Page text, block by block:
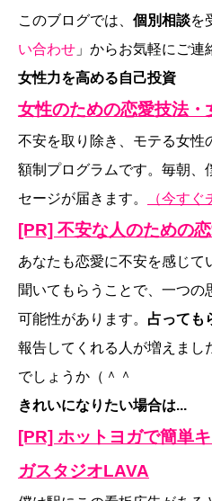
このブログでは、 個別相談を
い合わせ 」からお気軽にご連
女性力を高める自己投資
女性のための恋愛技法・
不安を取り除き、モテる女性
額制プログラムです。毎朝、
セージが届きます。
（今すぐ
[PR] 不安な人のための
あなたも恋愛に不安を感じて
聞いてもらうことで、一つの
可能性があります。 占っても
報告してくれる人が増えまし
でしょうか（＾＾
きれいになりたい場合は...
[PR] ホットヨガで簡単
ガスタジオLAVA